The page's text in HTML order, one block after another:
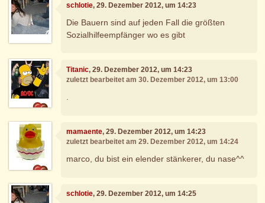
schlotie, 29. Dezember 2012, um 14:23
Die Bauern sind auf jeden Fall die größten
Sozialhilfeempfänger wo es gibt
Titanic, 29. Dezember 2012, um 14:23
zuletzt bearbeitet am 30. Dezember 2012, um 13:00
.
mamaente, 29. Dezember 2012, um 14:23
zuletzt bearbeitet am 29. Dezember 2012, um 14:24
marco, du bist ein elender stänkerer, du nase^^
schlotie, 29. Dezember 2012, um 14:25